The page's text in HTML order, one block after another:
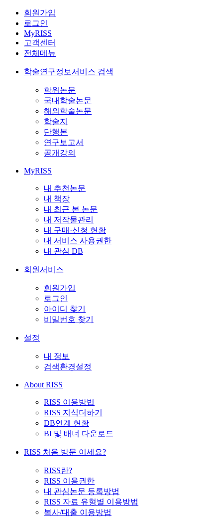
회원가입
로그인
MyRISS
고객센터
전체메뉴
학술연구정보서비스 검색
학위논문
국내학술논문
해외학술논문
학술지
단행본
연구보고서
공개강의
MyRISS
내 추천논문
내 책장
내 최근 본 논문
내 저작물관리
내 구매·신청 현황
내 서비스 사용권한
내 관심 DB
회원서비스
회원가입
로그인
아이디 찾기
비밀번호 찾기
설정
내 정보
검색환경설정
About RISS
RISS 이용방법
RISS 지식더하기
DB연계 현황
BI 및 배너 다운로드
RISS 처음 방문 이세요?
RISS란?
RISS 이용권한
내 관심논문 등록방법
RISS 자료 유형별 이용방법
복사/대출 이용방법